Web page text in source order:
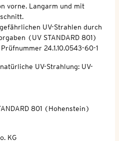
vorne. Langarm und mit
UV-Strahlen durch
(UV STANDARD 801)
24.1.10.0543-60-1
UV-Strahlung: UV-
801 (Hohenstein)
KG